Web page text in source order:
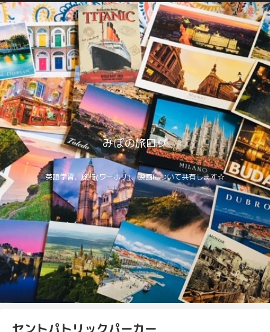
みぽの旅ログ
英語学習、旅行(ワーホリ)、映画について共有します☆
セントパトリックパーカー